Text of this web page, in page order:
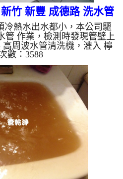
竹 新豐 成德路 洗水管
冷熱水出水都小，本公司驅
管 作業，檢測時發現管壁上
周波水管清洗機，灌入 檸
15分，開啟 水管清洗機 ，
始冷水就洗出黃棕色髒水，
熱水一洗就跟咖啡一樣，越
影片，兩個小時後，管路清
是自來水，如水管老化，會
出來的水就會是咖啡色，地
會結成黑色管垢，洗出來的
油一樣...
數：3588